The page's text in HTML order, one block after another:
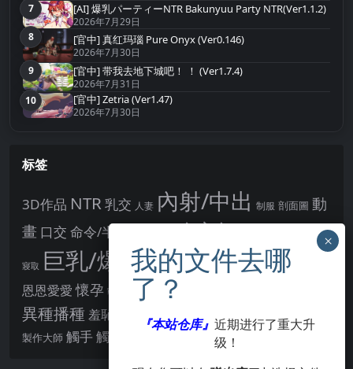
第7名
7 [AI] 爆乳パーティーNTR Bakunyuu Party NTR(Ver1.1.2)
2026年7月29日
第8名
8 [官中] 真红玛瑙 Pure Onyx (Ver0.146)
2026年7月30日
第9名
9 [官中] 带我去地下城吧！ ！ (Ver1.7.4)
2026年7月31日
第10名
10 [官中] Zetria (Ver1.47)
2026年7月30日
标签
3D作品 NTR乳交 人妻 內射/中出 制服 剖面圖 動
畫 口交 命令/半推半就 女主角 學校/校園
寢取 巨乳/爆乳幻想 強制你播種 強制播種
恩恩愛愛 懷孕 戰鬥H 教育
異種播種 羞恥/恥辱 羞辱 肛交 胸部/奶子 著衣 處女
製作大師 觸手 觸摸 酪梨 阿黑顏 點陣圖
『本站仓库』 近期进行了重大升
级！